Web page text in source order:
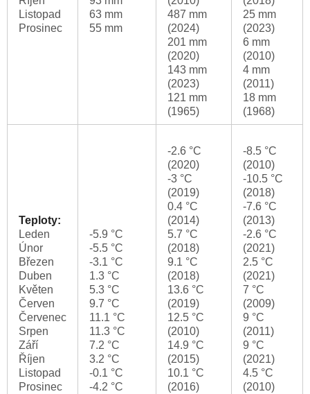
Listopad
Prosinec
63 mm
55 mm
487 mm
(2024)
201 mm
(2020)
143 mm
(2023)
121 mm
(1965)
25 mm
(2023)
6 mm
(2010)
4 mm
(2011)
18 mm
(1968)
Teploty:
Leden
Únor
Březen
Duben
Květen
Červen
Červenec
Srpen
Září
Říjen
Listopad
Prosinec
-5.9 °C
-5.5 °C
-3.1 °C
1.3 °C
5.3 °C
9.7 °C
11.1 °C
11.3 °C
7.2 °C
3.2 °C
-0.1 °C
-4.2 °C
-2.6 °C
(2020)
-3 °C
(2019)
0.4 °C
(2014)
5.7 °C
(2018)
9.1 °C
(2018)
13.6 °C
(2019)
12.5 °C
(2010)
14.9 °C
(2015)
10.1 °C
(2016)
-8.5 °C
(2010)
-10.5 °C
(2018)
-7.6 °C
(2013)
-2.6 °C
(2021)
2.5 °C
(2021)
7 °C
(2009)
9 °C
(2011)
9 °C
(2021)
4.5 °C
(2010)